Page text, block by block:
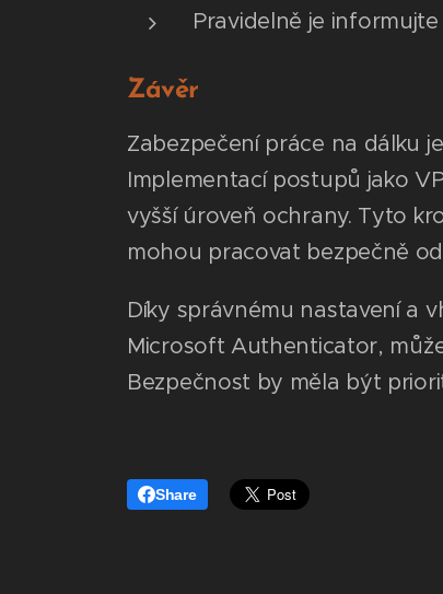
Pravidelně je
Závěr
Zabezpečení práce na dálku
Implementací postupů jako
vyšší úroveň ochrany. Tyto
mohou pracovat bezpečně
Díky správnému nastavení a
Microsoft Authenticator,
Bezpečnost by měla být
Share